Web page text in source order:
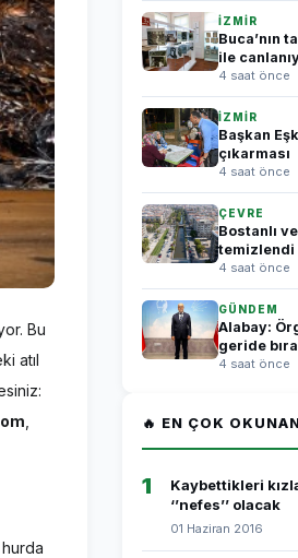
Bu
atıl
İZMİR
Buca’nın
ile
4 saat önce
İZMİR
Başkan
çıkarması
4 saat önce
ÇEVRE
Bostanlı
temizlendi
4 saat önce
GÜNDEM
Alabay:
geride
4 saat önce
🔥 EN ÇOK
1
Kaybettikleri
‘’nefes’’ olacak
01 Haziran 2016